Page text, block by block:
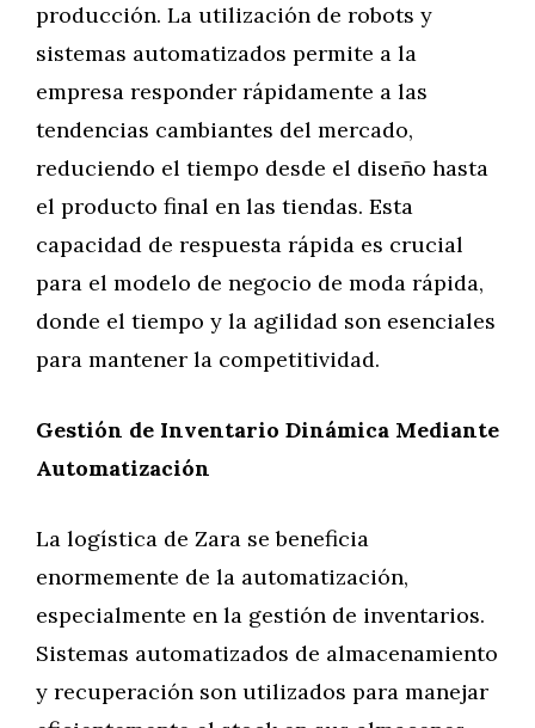
producción. La utilización de robots y
sistemas automatizados permite a la
empresa responder rápidamente a las
tendencias cambiantes del mercado,
reduciendo el tiempo desde el diseño hasta
el producto final en las tiendas. Esta
capacidad de respuesta rápida es crucial
para el modelo de negocio de moda rápida,
donde el tiempo y la agilidad son esenciales
para mantener la competitividad.
Gestión de Inventario Dinámica Mediante
Automatización
La logística de Zara se beneficia
enormemente de la automatización,
especialmente en la gestión de inventarios.
Sistemas automatizados de almacenamiento
y recuperación son utilizados para manejar